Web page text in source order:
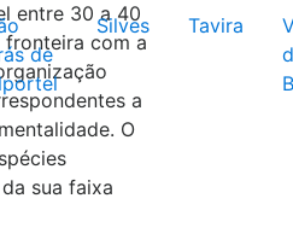
entre 30 a 40
fronteira com a
a
O
sua faixa
de
Silves Tavira